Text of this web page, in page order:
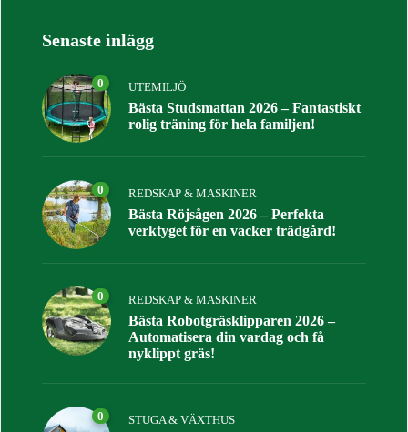
Senaste inlägg
0 UTEMILJÖ
Bästa Studsmattan 2026 – Fantastiskt
rolig träning för hela familjen!
0 REDSKAP & MASKINER
Bästa Röjsågen 2026 – Perfekta
verktyget för en vacker trädgård!
0 REDSKAP & MASKINER
Bästa Robotgräsklipparen 2026 –
Automatisera din vardag och få
nyklippt gräs!
0 STUGA & VÄXTHUS